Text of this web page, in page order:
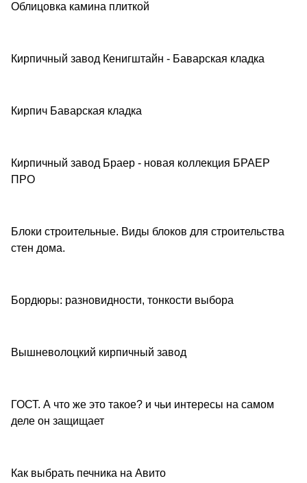
Советы покупателям
Облицовка камина плиткой
Обзоры товаров
Кирпичный завод Кенигштайн - Баварская кладка
Обзоры товаров
Кирпич Баварская кладка
Обзоры товаров
Кирпичный завод Браер - новая коллекция БРАЕР
ПРО
Советы покупателям
Блоки строительные. Виды блоков для строительства
стен дома.
Советы покупателям
Бордюры: разновидности, тонкости выбора
Обзоры товаров
Вышневолоцкий кирпичный завод
Советы покупателям
ГОСТ. А что же это такое? и чьи интересы на самом
деле он защищает
Советы покупателям
Как выбрать печника на Авито